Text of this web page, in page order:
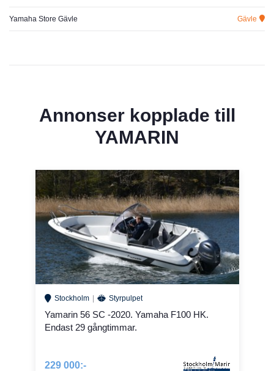
Yamaha Store Gävle Gävle
Annonser kopplade till
YAMARIN
Stockholm Styrpulpet
Yamarin 56 SC -2020. Yamaha F100 HK.
Endast 29 gångtimmar.
229 000:-